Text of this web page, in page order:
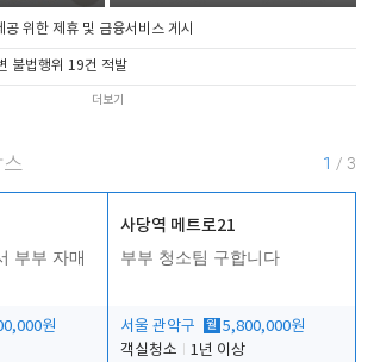
위한 제휴 및 금융서비스 게시
불법행위 19건 적발
더보기
1 / 3
부부 자매
원
사당역 메트로21
부부 청소팀 구합니다
서울 관악구 월 5,800,000원
객실청소
1년 이상